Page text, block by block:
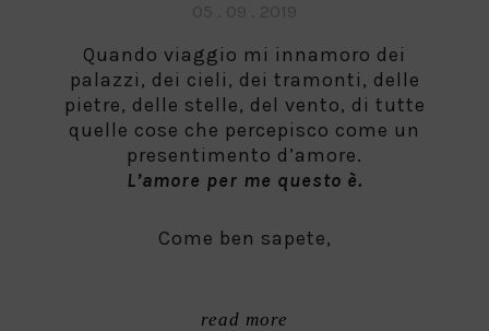
Quando viaggio mi innamoro dei
palazzi, dei cieli, dei tramonti, delle
pietre, delle stelle, del vento, di tutte
quelle cose che percepisco come un
presentimento d’amore.
L’amore per me questo è.
Come ben sapete,
read more